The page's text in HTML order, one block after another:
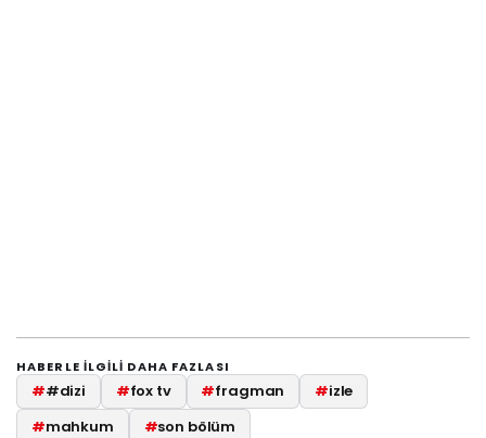
HABERLE ILGILI DAHA FAZLASI
##dizi #fox tv #fragman #izle
#mahkum #son bölüm